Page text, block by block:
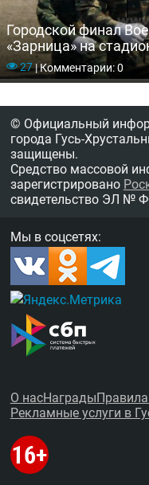
Городской финал
«Зарница» на
27|Комментарии: 0
© Официальный
города Гусь-
защищены.
Средство массовой
зарегистрировано
свидетельство ЭЛ №
Мы в соцсетях:
О насНаградыПравила
Рекламные услуги в